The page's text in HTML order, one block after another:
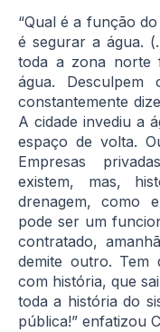
“Qual é a função
é segurar a água.
toda a zona norte
água. Desculpem
constantemente
A cidade invediu a
espaço de volta.
Empresas
existem, mas,
drenagem, como
pode ser um
contratado,
demite outro. Tem
com história, que
toda a história do
pública!” enfatizou